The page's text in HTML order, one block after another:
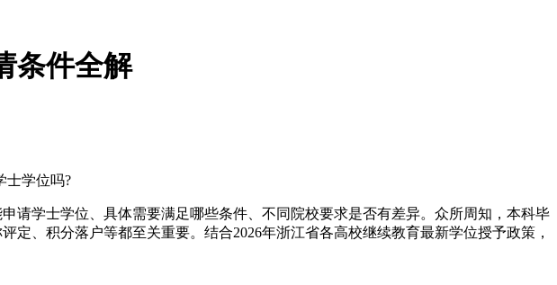
条件全解
请学士学位、具体需要满足哪些条件、不同院校要求是否有差异。众所周知，本科毕
、积分落户等都至关重要。结合2026年浙江省各高校继续教育最新学位授予政策，